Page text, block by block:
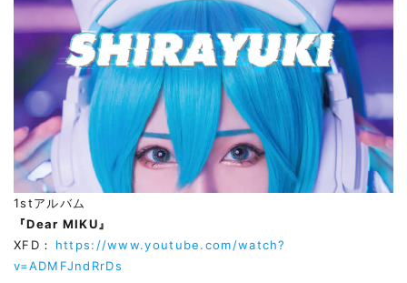
1stアルバム
『Dear MIKU』
XFD：
https://www.youtube.com/watch?
v=ADMFJndRrDs